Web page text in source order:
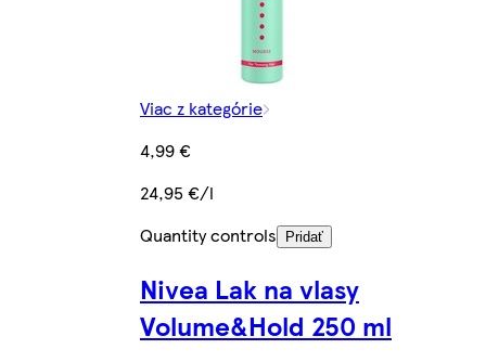
Viac z kategórie
4,99 €
24,95 €/l
Quantity controls
Pridať
Nivea Lak na vlasy
Volume&Hold 250 ml